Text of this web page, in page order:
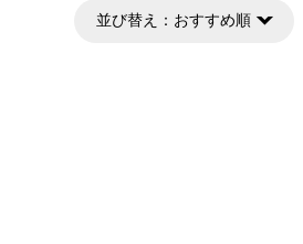
並び替え： おすすめ順